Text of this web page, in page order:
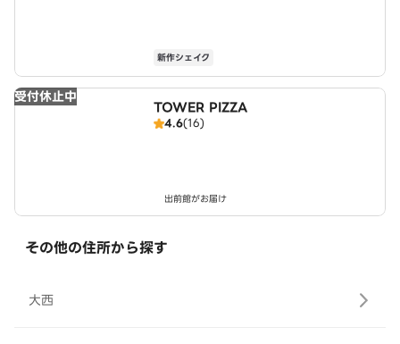
新作シェイク
受付休止中
TOWER PIZZA
4.6(16)
出前館がお届け
その他の住所から探す
大西